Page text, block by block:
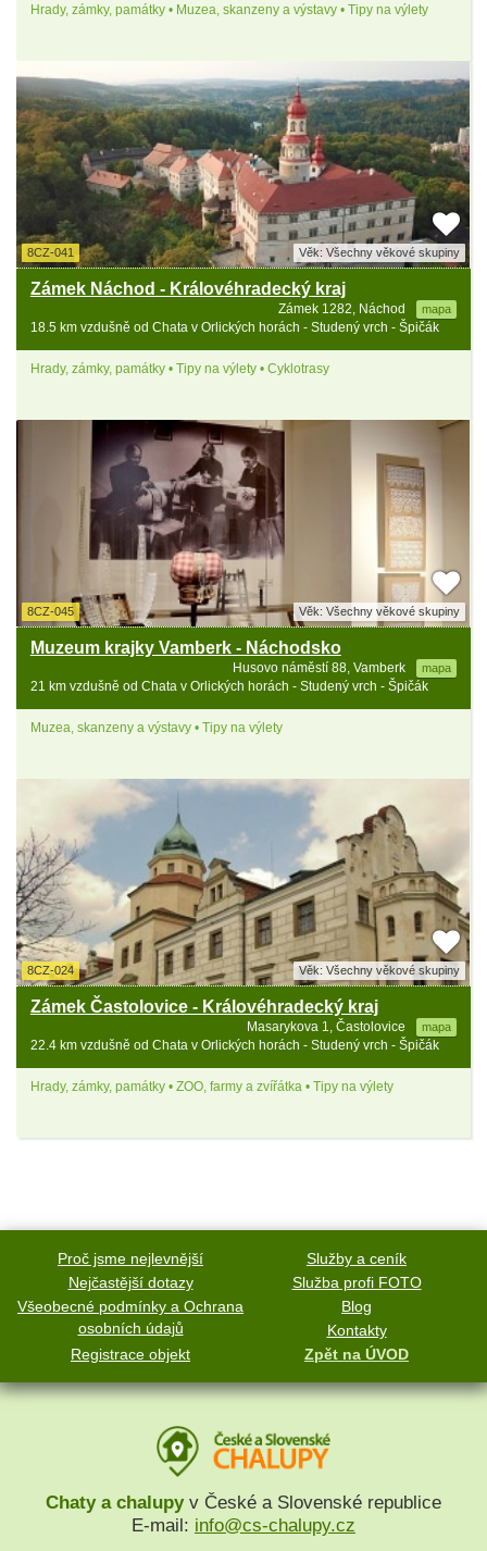
Hrady, zámky, památky • Muzea, skanzeny a výstavy • Tipy na výlety
8CZ-041 Věk: Všechny věkové skupiny
Zámek Náchod - Královéhradecký kraj
Zámek 1282, Náchod mapa
18.5 km vzdušně od Chata v Orlických horách - Studený vrch - Špičák
Hrady, zámky, památky • Tipy na výlety • Cyklotrasy
8CZ-045 Věk: Všechny věkové skupiny
Muzeum krajky Vamberk - Náchodsko
Husovo náměstí 88, Vamberk mapa
21 km vzdušně od Chata v Orlických horách - Studený vrch - Špičák
Muzea, skanzeny a výstavy • Tipy na výlety
8CZ-024 Věk: Všechny věkové skupiny
Zámek Častolovice - Královéhradecký kraj
Masarykova 1, Častolovice mapa
22.4 km vzdušně od Chata v Orlických horách - Studený vrch - Špičák
Hrady, zámky, památky • ZOO, farmy a zvířátka • Tipy na výlety
Proč jsme nejlevnější
Služby a ceník
Nejčastější dotazy
Služba profi FOTO
Všeobecné podmínky a Ochrana
osobních údajů
Blog
Kontakty
Registrace objekt
Zpět na ÚVOD
Chaty a chalupyv České a Slovenské republice
E-mail: info@cs-chalupy.cz